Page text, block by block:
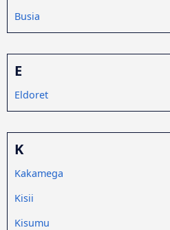
Busia
E
Eldoret
K
Kakamega
Kisii
Kisumu